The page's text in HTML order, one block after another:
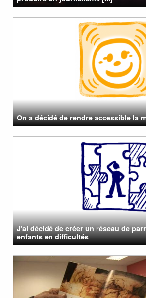
On a décidé de rendre accessible la
J'ai décidé de créer un réseau de
enfants en difficultés